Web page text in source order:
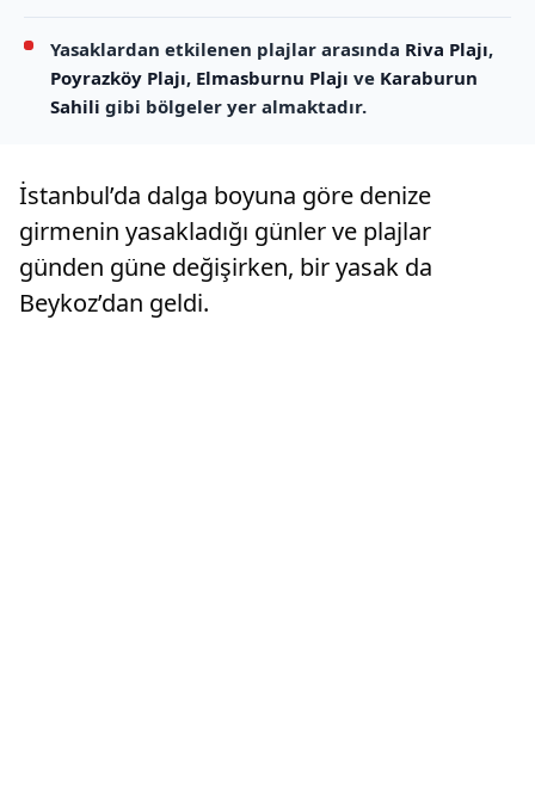
Yasaklardan etkilenen plajlar arasında Riva Plajı,
Poyrazköy Plajı, Elmasburnu Plajı ve Karaburun
Sahili gibi bölgeler yer almaktadır.
İstanbul’da dalga boyuna göre denize
girmenin yasakladığı günler ve plajlar
günden güne değişirken, bir yasak da
Beykoz’dan geldi.